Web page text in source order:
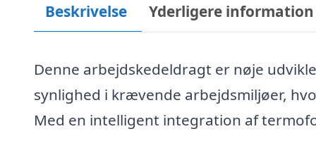
Beskrivelse Yderligere information
Denne arbejdskedeldragt er nøje
synlighed i krævende arbejdsmiljøer,
Med en intelligent integration af